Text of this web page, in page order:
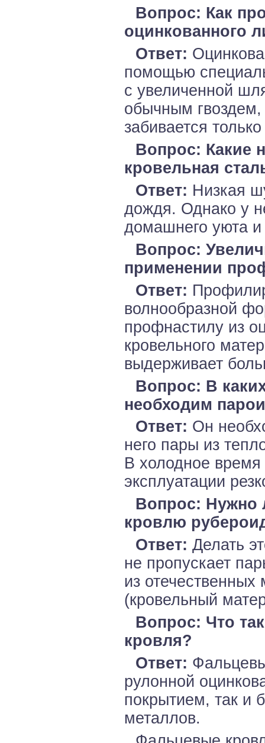
Вопрос: Как
оцинкованного
Ответ:
помощью
с увеличенной
обычным гвоздем,
забивается
Вопрос: Какие
кровельная
Ответ: Низкая
дождя. Однако у
домашнего уюта и
Вопрос:
применении
Ответ:
волнообразной
профнастилу из
кровельного
выдерживает
Вопрос: В
необходим
Ответ: Он
него пары из
В холодное
эксплуатации
Вопрос: Нужно
кровлю
Ответ: Делать
не пропускает
из
(кровельный
Вопрос: Что
кровля?
Ответ:
рулонной
покрытием, так и
металлов.